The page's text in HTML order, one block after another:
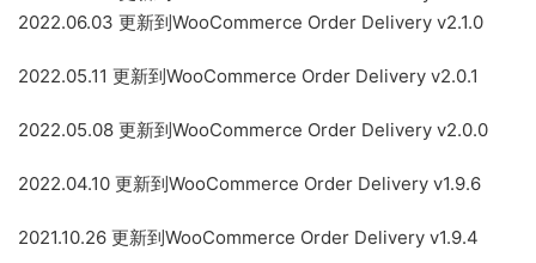
2022.06.03 更新到WooCommerce Order Delivery v2.1.0
2022.05.11 更新到WooCommerce Order Delivery v2.0.1
2022.05.08 更新到WooCommerce Order Delivery v2.0.0
2022.04.10 更新到WooCommerce Order Delivery v1.9.6
2021.10.26 更新到WooCommerce Order Delivery v1.9.4